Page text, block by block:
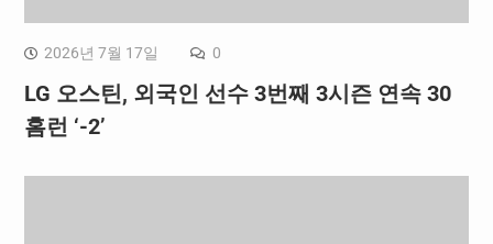
2026년 7월 17일 0
LG 오스틴, 외국인 선수 3번째 3시즌 연속 30
홈런 ‘-2’